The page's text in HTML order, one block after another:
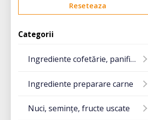
Reseteaza
Categorii
Ingrediente cofetărie, panificație
Ingrediente preparare carne
Nuci, semințe, fructe uscate